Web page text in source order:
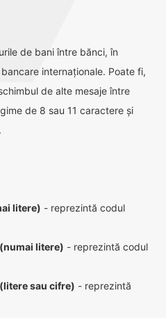
de bani între bănci, în
internaționale. Poate fi,
de alte mesaje între
de 8 sau 11 caractere și
litere) - reprezintă codul
litere) - reprezintă codul
sau cifre) - reprezintă